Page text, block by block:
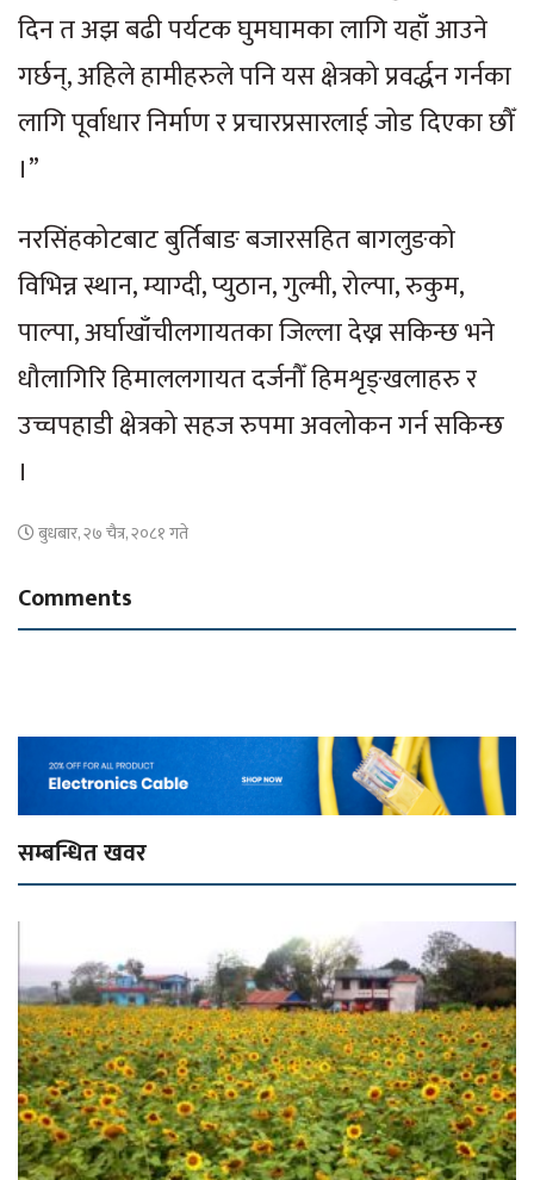
दिन त अझ बढी पर्यटक घुमघामका लागि यहाँ आउने
गर्छन्, अहिले हामीहरुले पनि यस क्षेत्रको प्रवर्द्धन गर्नका
लागि पूर्वाधार निर्माण र प्रचारप्रसारलाई जोड दिएका छौँ
।”
नरसिंहकोटबाट बुर्तिबाङ बजारसहित बागलुङको
विभिन्न स्थान, म्याग्दी, प्युठान, गुल्मी, रोल्पा, रुकुम,
पाल्पा, अर्घाखाँचीलगायतका जिल्ला देख्न सकिन्छ भने
धौलागिरि हिमाललगायत दर्जनौँ हिमशृङ्खलाहरु र
उच्चपहाडी क्षेत्रको सहज रुपमा अवलोकन गर्न सकिन्छ
।
बुधबार, २७ चैत्र, २०८१ गते
Comments
सम्बन्धित खवर